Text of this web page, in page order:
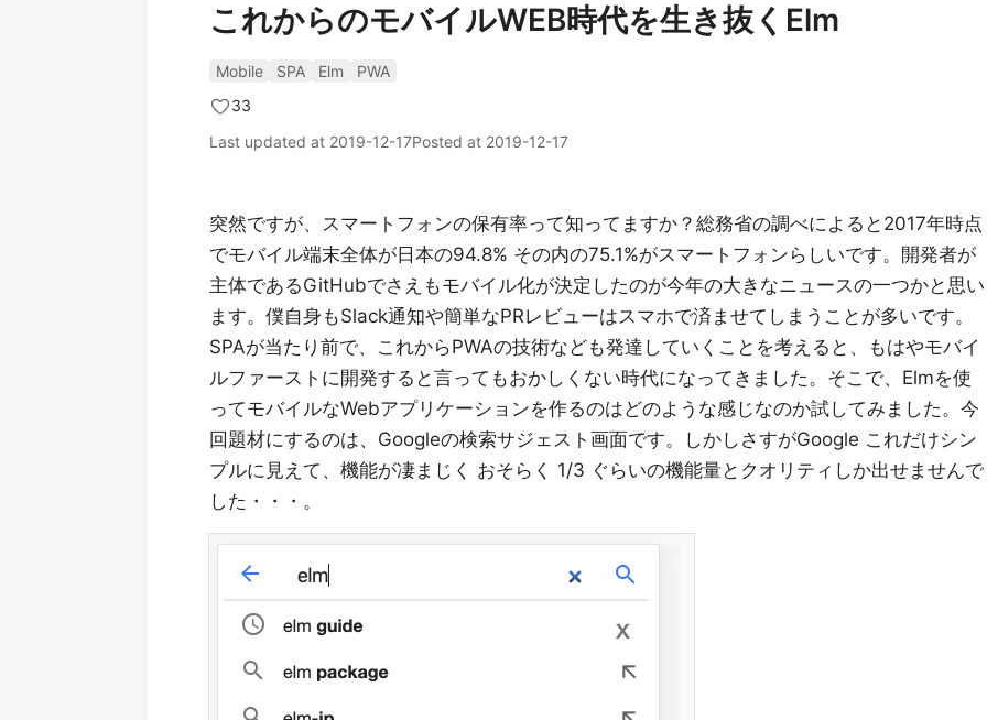
これからのモバイルWEB時代を生き抜くElm
Mobile SPA Elm
PWA
33
Last updated at 2019-12-17Posted at 2019-12-17
突然ですが、スマートフォンの保有率って知ってますか？総務省の調べによると2017年時点
でモバイル端末全体が日本の94.8% その内の75.1%がスマートフォンらしいです。開発者が
主体であるGitHubでさえもモバイル化が決定したのが今年の大きなニュースの一つかと思い
ます。僕自身もSlack通知や簡単なPRレビューはスマホで済ませてしまうことが多いです。
SPAが当たり前で、これからPWAの技術なども発達していくことを考えると、もはやモバイ
ルファーストに開発すると言ってもおかしくない時代になってきました。そこで、Elmを使
ってモバイルなWebアプリケーションを作るのはどのような感じなのか試してみました。今
回題材にするのは、Googleの検索サジェスト画面です。しかしさすがGoogle これだけシン
プルに見えて、機能が凄まじく おそらく 1/3 ぐらいの機能量とクオリティしか出せませんで
した・・・。